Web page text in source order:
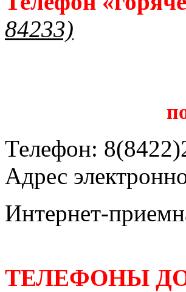
84233)
Телефон:
Адрес
Интернет-
ТЕЛЕФОНЫ